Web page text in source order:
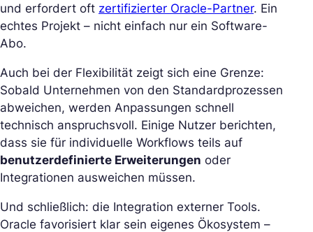
und erfordert oft zertifizierter Oracle-Partner. Ein
echtes Projekt – nicht einfach nur ein Software-
Abo.
Auch bei der Flexibilität zeigt sich eine Grenze:
Sobald Unternehmen von den Standardprozessen
abweichen, werden Anpassungen schnell
technisch anspruchsvoll. Einige Nutzer berichten,
dass sie für individuelle Workflows teils auf
benutzerdefinierte Erweiterungen oder
Integrationen ausweichen müssen.
Und schließlich: die Integration externer Tools.
Oracle favorisiert klar sein eigenes Ökosystem –